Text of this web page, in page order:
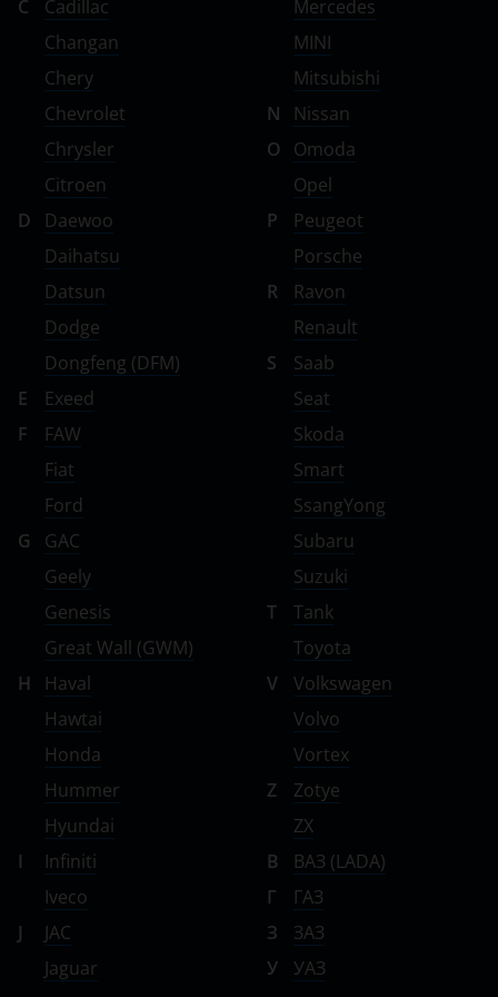
C
Cadillac
Changan
Chery
Chevrolet
Chrysler
Citroen
D
Daewoo
Daihatsu
Datsun
Dodge
Dongfeng (DFM)
E
Exeed
F
FAW
Fiat
Ford
G
GAC
Geely
Genesis
Great Wall (GWM)
H
Haval
Hawtai
Honda
Hummer
Hyundai
I
Infiniti
Iveco
J
JAC
Jaguar
Mercedes
MINI
Mitsubishi
N
Nissan
O
Omoda
Opel
P
Peugeot
Porsche
R
Ravon
Renault
S
Saab
Seat
Skoda
Smart
SsangYong
Subaru
Suzuki
T
Tank
Toyota
V
Volkswagen
Volvo
Vortex
Z
Zotye
ZX
В
ВАЗ (LADA)
Г
ГАЗ
З
ЗАЗ
У
УАЗ